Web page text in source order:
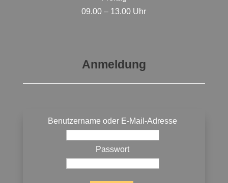
09.00 – 13.00 Uhr
Anmeldung
Benutzername oder E-Mail-Adresse
Passwort